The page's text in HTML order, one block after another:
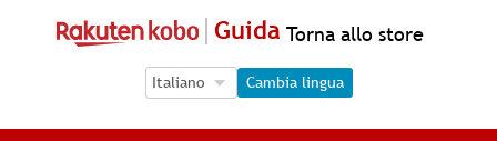
Guida Torna allo store
Language Selection
Language Selection
Cambia lingua